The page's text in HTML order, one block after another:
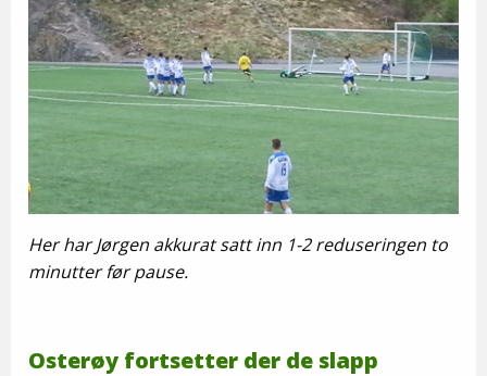
Her har Jørgen akkurat satt inn 1-2 reduseringen to
minutter før pause.
Osterøy fortsetter der de slapp